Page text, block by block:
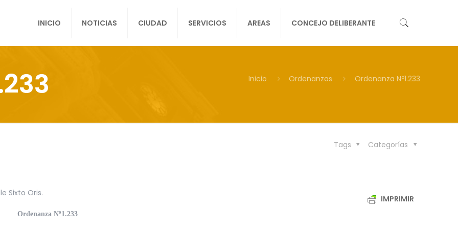
INICIO NOTICIAS CIUDAD SERVICIOS AREAS CONCEJO DELIBERANTE
Inicio Ordenanzas Ordenanza Nº1.233
Categorías
Tags
IMPRIMIR
Sixto Oris.
Ordenanza Nº1.233